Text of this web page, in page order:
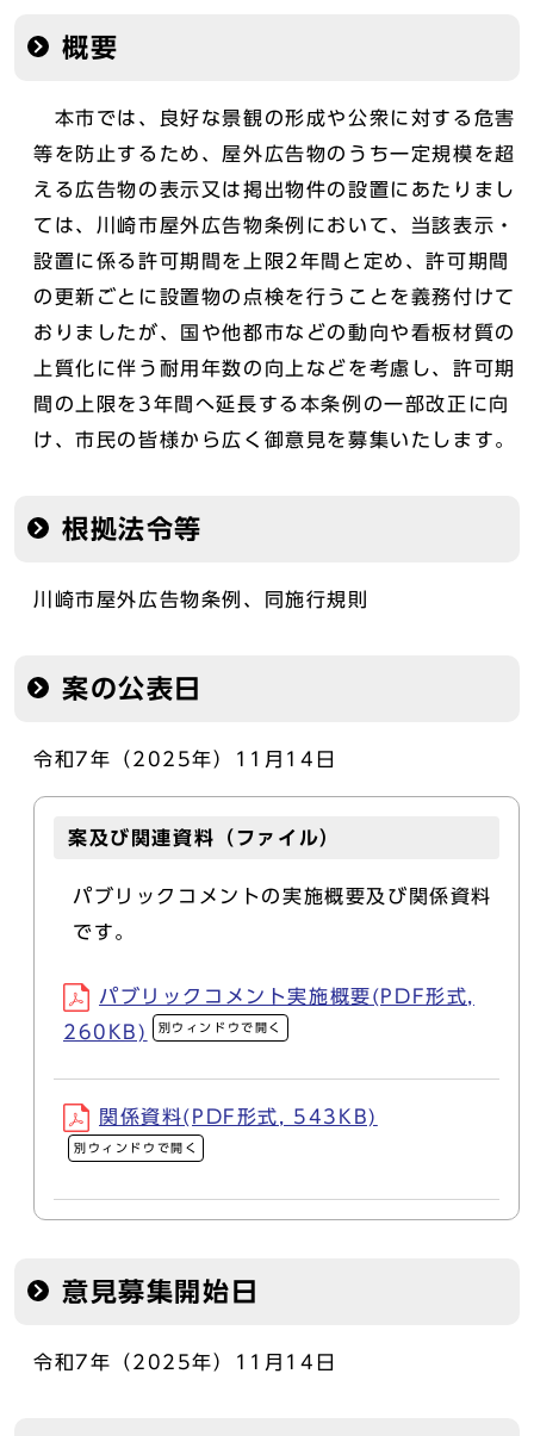
概要
本市では、良好な景観の形成や公衆に対する危害
等を防止するため、屋外広告物のうち一定規模を超
える広告物の表示又は掲出物件の設置にあたりまし
ては、川崎市屋外広告物条例において、当該表示・
設置に係る許可期間を上限2年間と定め、許可期間
の更新ごとに設置物の点検を行うことを義務付けて
おりましたが、国や他都市などの動向や看板材質の
上質化に伴う耐用年数の向上などを考慮し、許可期
間の上限を3年間へ延長する本条例の一部改正に向
け、市民の皆様から広く御意見を募集いたします。
根拠法令等
川崎市屋外広告物条例、同施行規則
案の公表日
令和7年（2025年）11月14日
案及び関連資料（ファイル）
パブリックコメントの実施概要及び関係資料
です。
パブリックコメント実施概要(PDF形式,
260KB)
別ウィンドウで開く
関係資料(PDF形式, 543KB)
別ウィンドウで開く
意見募集開始日
令和7年（2025年）11月14日